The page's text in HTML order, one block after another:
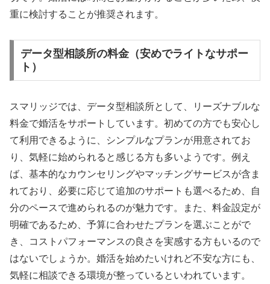
重に検討することが推奨されます。
データ型相談所の料金（安めでライトなサポー
ト）
スマリッジでは、データ型相談所として、リーズナブルな
料金で婚活をサポートしています。初めての方でも安心し
て利用できるように、シンプルなプランが用意されてお
り、気軽に始められると感じる方も多いようです。例え
ば、基本的なカウンセリングやマッチングサービスが含ま
れており、必要に応じて追加のサポートも選べるため、自
分のペースで進められるのが魅力です。また、料金設定が
明確であるため、予算に合わせたプランを選ぶことがで
き、コストパフォーマンスの良さを実感する方もいるので
はないでしょうか。婚活を始めたいけれど不安な方にも、
気軽に相談できる環境が整っているといわれています。